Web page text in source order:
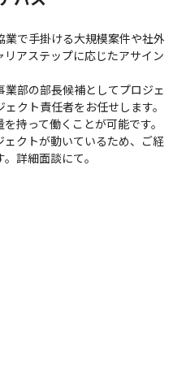
で手掛ける大規模案件や社外
アステップに応じたアサイン
部の部長候補としてプロジェ
クト責任者をお任せします。
持って働くことが可能です。
クトが動いているため、ご経
詳細面談にて。